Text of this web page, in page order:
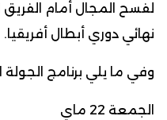
لفسح المجال أمام
نهائي دوري أبطال أفريقيا.
وفي ما يلي برنامج الجولة
الجمعة 22 ماي